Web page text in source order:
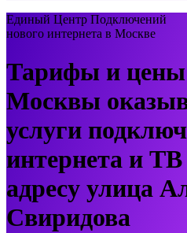
Единый Центр Подключений
нового интернета в Москве
Тарифы и цены
Москвы
услуги
интернета и
адресу улица
Свиридова